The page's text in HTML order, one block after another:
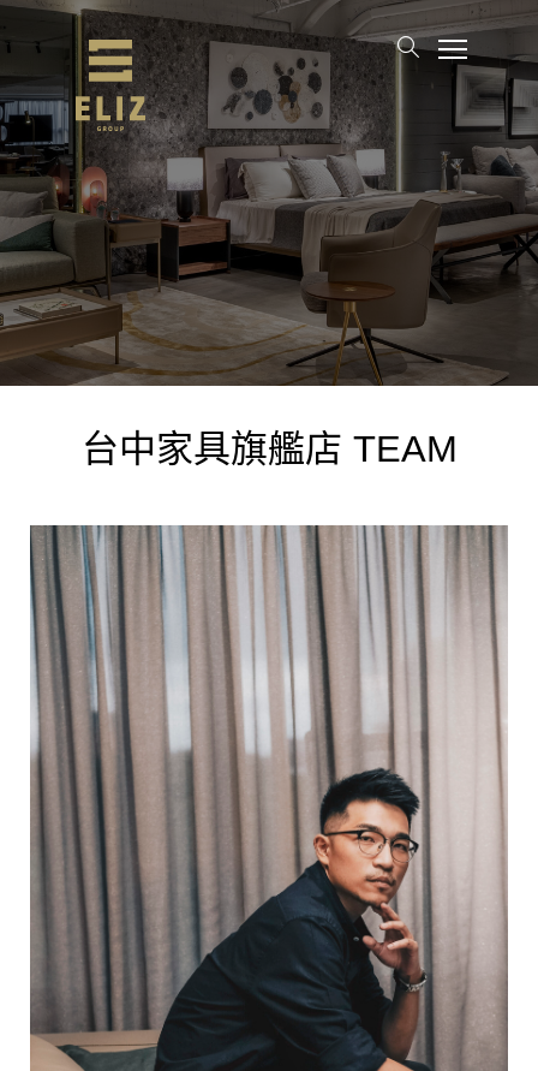
台中家具旗艦店 TEAM
獨一無二，來自細節，將設計融於人性，透過傢俱體
驗生活。